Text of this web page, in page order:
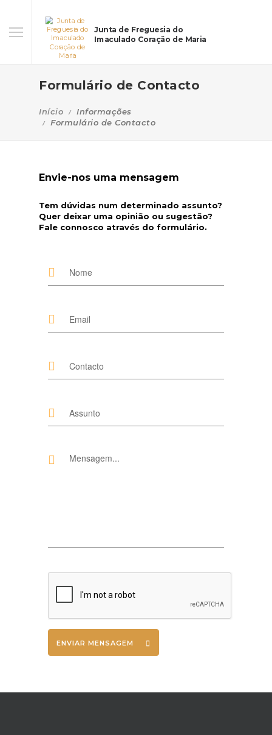
Junta de Freguesia do
Imaculado Coração de Maria
Formulário de Contacto
Início
Informações
Formulário de Contacto
Envie-nos uma mensagem
Tem dúvidas num determinado assunto?
Quer deixar uma opinião ou sugestão?
Fale connosco através do formulário.
ENVIAR MENSAGEM